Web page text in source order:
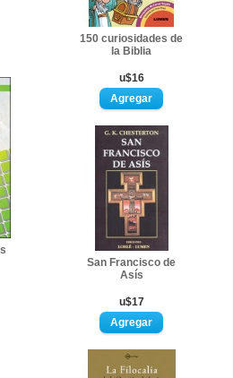
150 curiosidades de
la Biblia
u$16
San Francisco de
Asís
u$17